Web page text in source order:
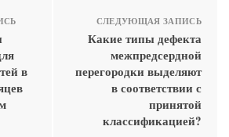
в
СЛЕДУЮЩАЯ ЗАПИСЬ
Какие типы дефекта
межпредсердной
перегородки выделяют
в соответствии с
принятой
классификацией?